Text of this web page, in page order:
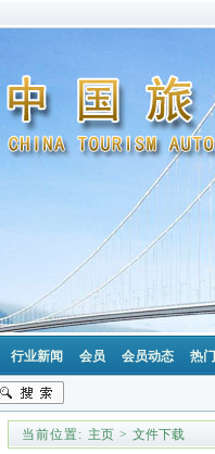
行业新闻 会员 会员动态 热
当前位置: 主页 > 文件下载